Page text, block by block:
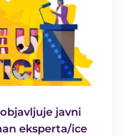
javni
eksperta/ice